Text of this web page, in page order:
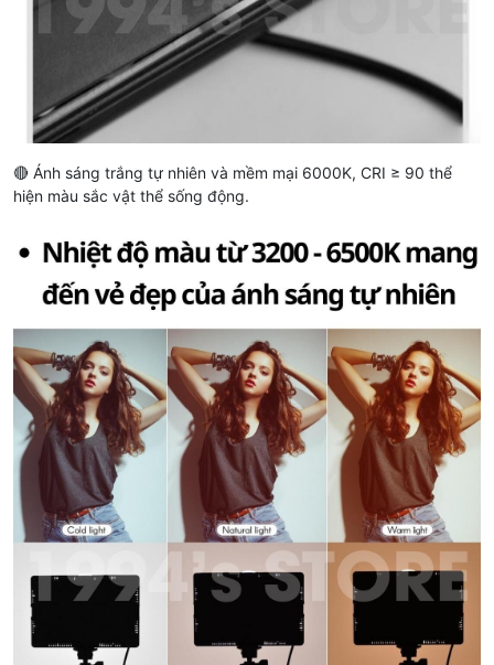
🔴 Ánh sáng trắng tự nhiên và mềm mại 6000K, CRI ≥ 90 thể
hiện màu sắc vật thể sống động.